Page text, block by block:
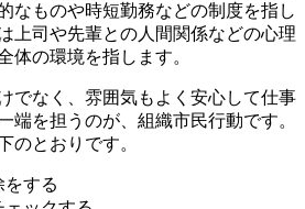
なものや時短勤務などの制度を指し
上司や先輩との人間関係などの心理
体の環境を指します。
でなく、雰囲気もよく安心して仕事
端を担うのが、組織市民行動です。
のとおりです。
する